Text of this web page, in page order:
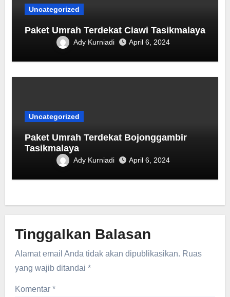
Uncategorized
Paket Umrah Terdekat Ciawi Tasikmalaya
Ady Kurniadi April 6, 2024
Uncategorized
Paket Umrah Terdekat ‎Bojonggambir
Tasikmalaya
Ady Kurniadi April 6, 2024
Tinggalkan Balasan
Alamat email Anda tidak akan dipublikasikan. Ruas
yang wajib ditandai*
Komentar*